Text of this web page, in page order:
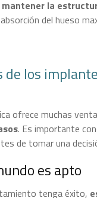
mantener la
del hueso
de los
ofrece muchas
. Es importante
de tomar una
es apto
tenga éxito,